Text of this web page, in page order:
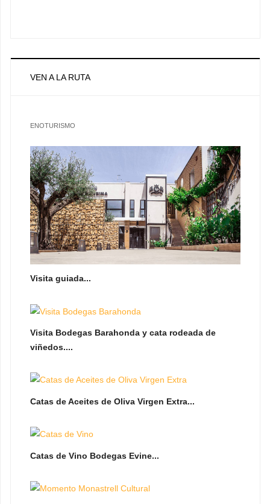
VEN A LA RUTA
ENOTURISMO
Visita guiada...
Visita Bodegas Barahonda y cata rodeada de
viñedos....
Catas de Aceites de Oliva Virgen Extra...
Catas de Vino Bodegas Evine...